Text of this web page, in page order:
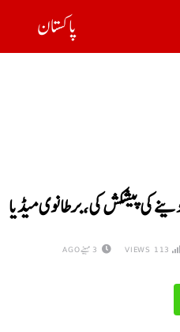
پاکستان
کی پیشکش کی، برطانوی میڈیا
113 3 مہینے AGO